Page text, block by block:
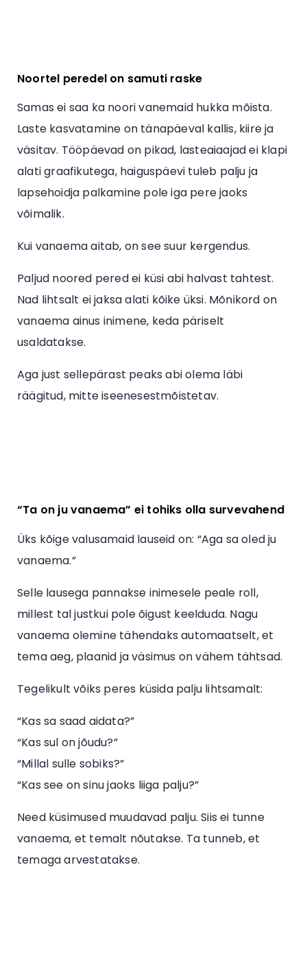
Noortel peredel on samuti raske
Samas ei saa ka noori vanemaid hukka mõista.
Laste kasvatamine on tänapäeval kallis, kiire ja
väsitav. Tööpäevad on pikad, lasteaiaajad ei klapi
alati graafikutega, haiguspäevi tuleb palju ja
lapsehoidja palkamine pole iga pere jaoks
võimalik.
Kui vanaema aitab, on see suur kergendus.
Paljud noored pered ei küsi abi halvast tahtest.
Nad lihtsalt ei jaksa alati kõike üksi. Mõnikord on
vanaema ainus inimene, keda päriselt
usaldatakse.
Aga just sellepärast peaks abi olema läbi
räägitud, mitte iseenesestmõistetav.
“Ta on ju vanaema” ei tohiks olla survevahend
Üks kõige valusamaid lauseid on: “Aga sa oled ju
vanaema.”
Selle lausega pannakse inimesele peale roll,
millest tal justkui pole õigust keelduda. Nagu
vanaema olemine tähendaks automaatselt, et
tema aeg, plaanid ja väsimus on vähem tähtsad.
Tegelikult võiks peres küsida palju lihtsamalt:
“Kas sa saad aidata?”
“Kas sul on jõudu?”
“Millal sulle sobiks?”
“Kas see on sinu jaoks liiga palju?”
Need küsimused muudavad palju. Siis ei tunne
vanaema, et temalt nõutakse. Ta tunneb, et
temaga arvestatakse.